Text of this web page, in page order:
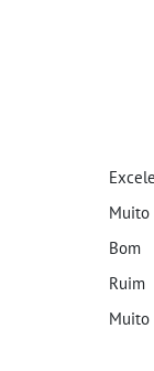
Muito
Bom
Ruim
Muito